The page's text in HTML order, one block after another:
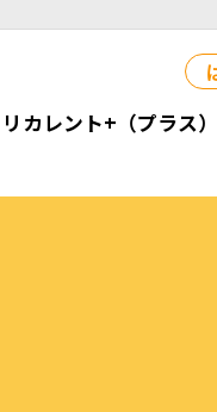
カレント+（プラス